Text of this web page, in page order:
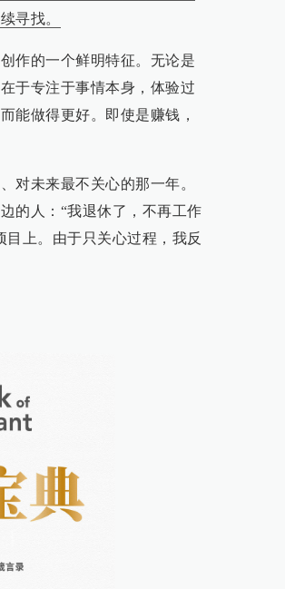
寻找。
作的一个鲜明特征。无论是
于专注于事情本身，体验过
能做得更好。即使是赚钱，
对未来最不关心的那一年。
的人：“我退休了，不再工作
上。由于只关心过程，我反